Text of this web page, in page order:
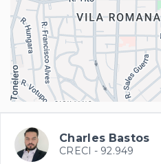
Charles Bastos
CRECI - 92.949